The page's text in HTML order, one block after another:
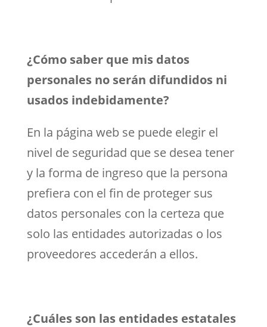
¿Cómo saber que mis datos
personales no serán difundidos ni
usados indebidamente?
En la página web se puede elegir el
nivel de seguridad que se desea tener
y la forma de ingreso que la persona
prefiera con el fin de proteger sus
datos personales con la certeza que
solo las entidades autorizadas o los
proveedores accederán a ellos.
¿Cuáles son las entidades estatales